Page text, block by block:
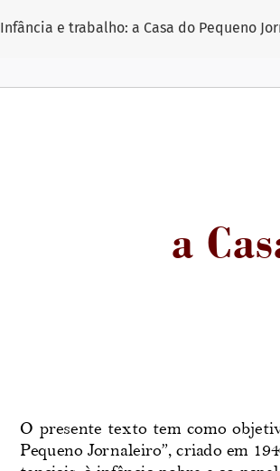
Voltar aos Detalhes do Artigo
Infância e trabalho: a Casa do Pequeno